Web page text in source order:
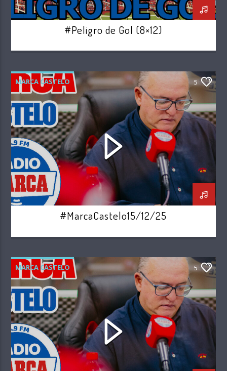
#Peligro de Gol (8×12)
MARCA CASTELO 5
#MarcaCastelo15/12/25
MARCA CASTELO 5